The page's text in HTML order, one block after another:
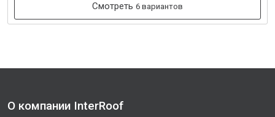
Смотреть 6 вариантов
О компании InterRoof